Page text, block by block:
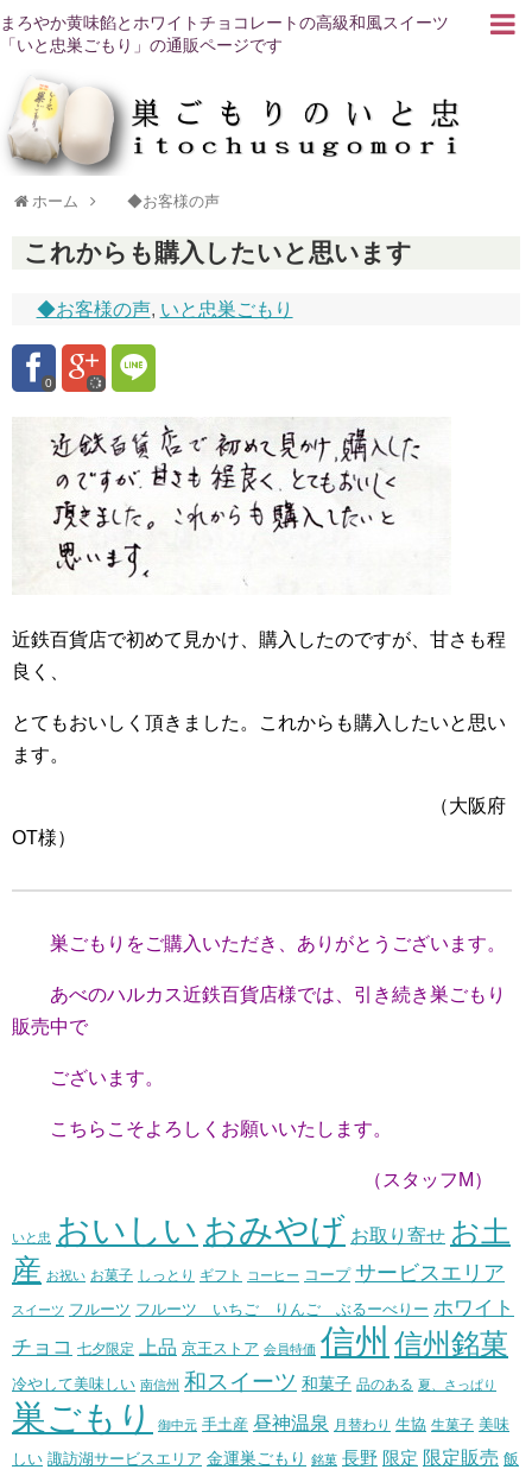
まろやか黄味餡とホワイトチョコレートの高級和風スイーツ
「いと忠巣ごもり」の通販ページです
ホーム ◆お客様の声
これからも購入したいと思います
◆お客様の声, いと忠巣ごもり
0
近鉄百貨店で初めて見かけ、購入したのですが、甘さも程
良く、
とてもおいしく頂きました。これからも購入したいと思い
ます。
（大阪府
OT様）
巣ごもりをご購入いただき、ありがとうございます。
あべのハルカス近鉄百貨店様では、引き続き巣ごもり
販売中で
ございます。
こちらこそよろしくお願いいたします。
（スタッフM）
いと忠 おいしい おみやげ お取り寄せ お土
産 お祝い お菓子 しっとり ギフト コーヒー コープ サービスエリア
スイーツ フルーツ フルーツ いちご りんご ぶるーべりー ホワイト
チョコ 七夕限定 上品 京王ストア 会員特価 信州 信州銘菓
冷やして美味しい 南信州 和スイーツ 和菓子 品のある 夏、さっぱり
巣ごもり 御中元 手土産 昼神温泉 月替わり 生協 生菓子 美味
しい 諏訪湖サービスエリア 金運巣ごもり 銘菓 長野 限定 限定販売 飯